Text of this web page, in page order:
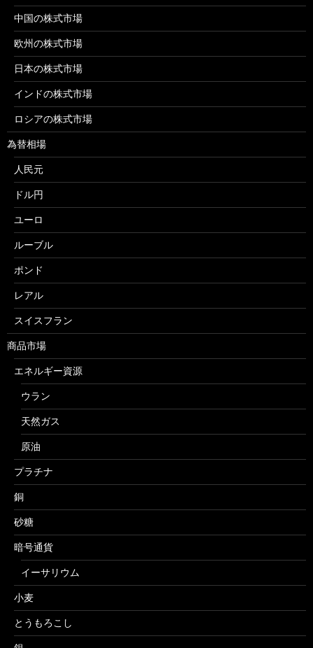
中国の株式市場
欧州の株式市場
日本の株式市場
インドの株式市場
ロシアの株式市場
為替相場
人民元
ドル円
ユーロ
ルーブル
ポンド
レアル
スイスフラン
商品市場
エネルギー資源
ウラン
天然ガス
原油
プラチナ
銅
砂糖
暗号通貨
イーサリウム
小麦
とうもろこし